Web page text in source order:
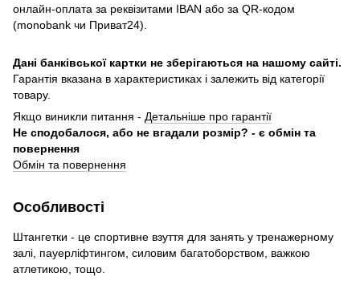
онлайн-оплата за реквізитами IBAN або за QR-кодом
(monobank чи Приват24).
Дані банківської картки не зберігаються на нашому сайті.
Гарантія вказана в характеристиках і залежить від категорії
товару.
Якщо виникли питання - Детальніше про гарантії
Не сподобалося, або не вгадали розмір? - є обмін та
повернення
Обмін та повернення
Особливості
Штангетки - це спортивне взуття для занять у тренажерному
залі, пауерліфтингом, силовим багатоборством, важкою
атлетикою, тощо.